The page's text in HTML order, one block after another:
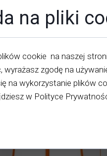
na pliki
cookie na naszej
wyrażasz zgodę na
na wykorzystanie plików
w Polityce